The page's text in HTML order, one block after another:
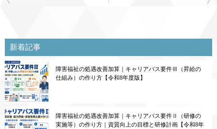
ビ
ゲ
ー
シ
ョ
ン
新着記事
障害福祉の処遇改善加算｜キャリアパス要件Ⅲ（昇給の
仕組み）の作り方【令和8年度版】
障害福祉の処遇改善加算｜キャリアパス要件Ⅱ（研修の
実施等）の作り方｜資質向上の目標と研修計画【令和8年